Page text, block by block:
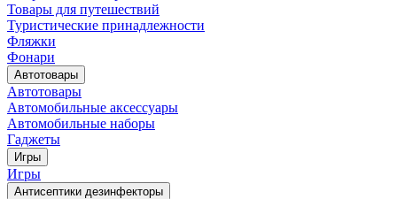
Товары для путешествий
Туристические принадлежности
Фляжки
Фонари
Автотовары
Автотовары
Автомобильные аксессуары
Автомобильные наборы
Гаджеты
Игры
Игры
Антисептики дезинфекторы